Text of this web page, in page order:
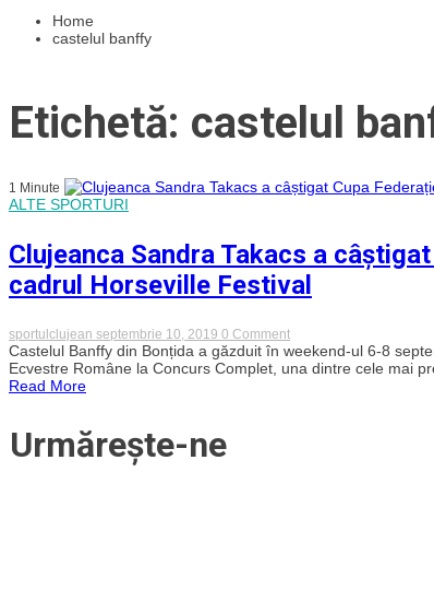
Home
castelul banffy
Etichetă: castelul
1 Minute
ALTE SPORTURI
Clujeanca Sandra Takacs a
cadrul Horseville Festival
sportulclujean septembrie 10, 2019 0 Commenton
Clujeanca
Sandra
Takacs
Castelul Banffy din Bonțida a găzduit în weekend-ul 6-8
Ecvestre Române la Concurs Complet, una dintre cele mai
Read More
Urmărește-ne